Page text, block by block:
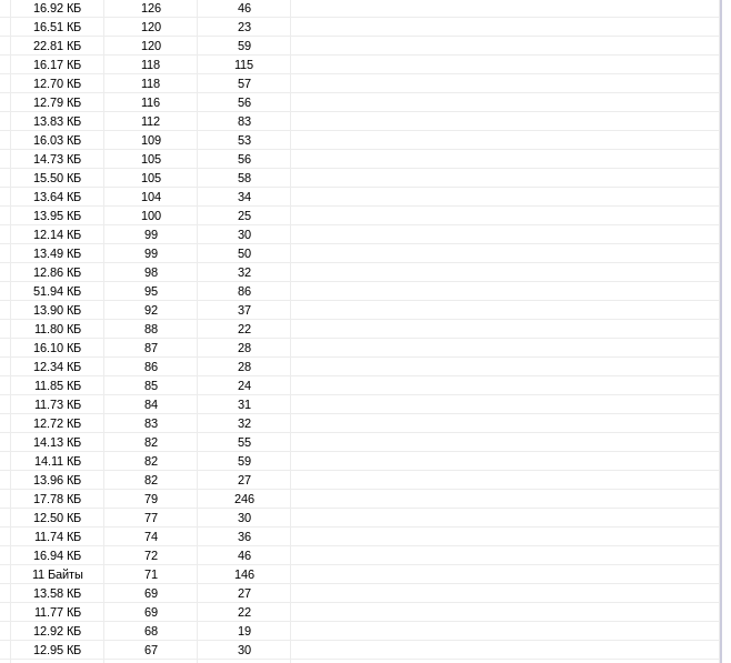
16.92 КБ 126
46
16.51 КБ 120
23
22.81 КБ 120
59
16.17 КБ 118
115
12.70 КБ 118
57
12.79 КБ 116
56
13.83 КБ 112
83
16.03 КБ 109
53
14.73 КБ 105
56
15.50 КБ 105
58
13.64 КБ 104
34
13.95 КБ 100
25
12.14 КБ 99
30
13.49 КБ 99
50
12.86 КБ 98
32
51.94 КБ 95
86
13.90 КБ 92
37
11.80 КБ 88
22
16.10 КБ 87
28
12.34 КБ 86
28
11.85 КБ 85
24
11.73 КБ 84
31
12.72 КБ 83
32
14.13 КБ 82
55
14.11 КБ 82
59
13.96 КБ 82
27
17.78 КБ 79
246
12.50 КБ 77
30
11.74 КБ 74
36
16.94 КБ 72
46
11 Байты 71
146
13.58 КБ 69
27
11.77 КБ 69
22
12.92 КБ 68
19
12.95 КБ 67
30